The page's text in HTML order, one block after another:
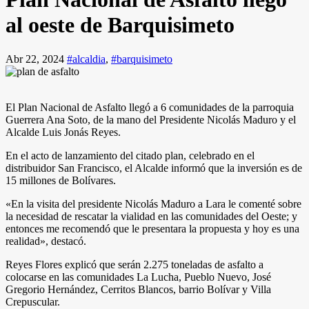
al oeste de Barquisimeto
Abr 22, 2024 #alcaldia, #barquisimeto
El Plan Nacional de Asfalto llegó a 6 comunidades de la parroquia
Guerrera Ana Soto, de la mano del Presidente Nicolás Maduro y el
Alcalde Luis Jonás Reyes.
En el acto de lanzamiento del citado plan, celebrado en el
distribuidor San Francisco, el Alcalde informó que la inversión es de
15 millones de Bolívares.
«En la visita del presidente Nicolás Maduro a Lara le comenté sobre
la necesidad de rescatar la vialidad en las comunidades del Oeste; y
entonces me recomendó que le presentara la propuesta y hoy es una
realidad», destacó.
Reyes Flores explicó que serán 2.275 toneladas de asfalto a
colocarse en las comunidades La Lucha, Pueblo Nuevo, José
Gregorio Hernández, Cerritos Blancos, barrio Bolívar y Villa
Crepuscular.